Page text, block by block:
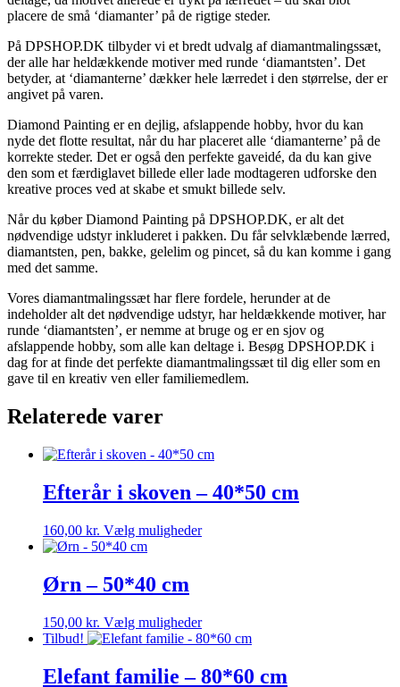
placere de små ‘diamanter’ på de rigtige steder.
På DPSHOP.DK tilbyder vi et bredt udvalg af diamantmalingssæt,
der alle har heldækkende motiver med runde ‘diamantsten’. Det
betyder, at ‘diamanterne’ dækker hele lærredet i den størrelse, der er
angivet på varen.
Diamond Painting er en dejlig, afslappende hobby, hvor du kan
nyde det flotte resultat, når du har placeret alle ‘diamanterne’ på de
korrekte steder. Det er også den perfekte gaveidé, da du kan give
den som et færdiglavet billede eller lade modtageren udforske den
kreative proces ved at skabe et smukt billede selv.
Når du køber Diamond Painting på DPSHOP.DK, er alt det
nødvendige udstyr inkluderet i pakken. Du får selvklæbende lærred,
diamantsten, pen, bakke, gelelim og pincet, så du kan komme i gang
med det samme.
Vores diamantmalingssæt har flere fordele, herunder at de
indeholder alt det nødvendige udstyr, har heldækkende motiver, har
runde ‘diamantsten’, er nemme at bruge og er en sjov og
afslappende hobby, som alle kan deltage i. Besøg DPSHOP.DK i
dag for at finde det perfekte diamantmalingssæt til dig eller som en
gave til en kreativ ven eller familiemedlem.
Relaterede varer
Efterår i skoven – 40*50 cm
160,00 kr. Vælg mulighederDette
kan
vælges
varesiden
Ørn – 50*40 cm
150,00 kr. Vælg mulighederDette
vare
flere
Tilbud!
Elefant familie – 80*60 cm